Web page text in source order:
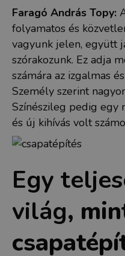
Faragó András Topy:
folyamatos és
vagyunk jelen, együtt
szórakozunk. Ez adja
számára az izgalmas
Személy szerint
Színészileg pedig egy
és új kihívás volt
Egy
világ,